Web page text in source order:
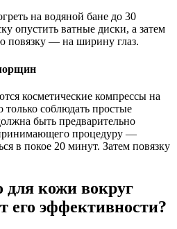
на водяной бане до 30
опустить ватные диски, а затем
повязку — на ширину глаз.
косметические компрессы на
соблюдать простые
быть предварительно
процедуру —
в покое 20 минут. Затем повязку
для кожи вокруг
его эффективности?